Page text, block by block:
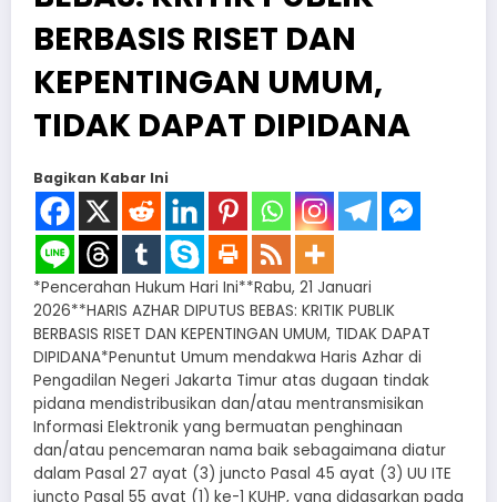
BERBASIS RISET DAN
KEPENTINGAN UMUM,
TIDAK DAPAT DIPIDANA
Bagikan Kabar Ini
*Pencerahan Hukum Hari Ini**Rabu, 21 Januari
2026**HARIS AZHAR DIPUTUS BEBAS: KRITIK PUBLIK
BERBASIS RISET DAN KEPENTINGAN UMUM, TIDAK DAPAT
DIPIDANA*Penuntut Umum mendakwa Haris Azhar di
Pengadilan Negeri Jakarta Timur atas dugaan tindak
pidana mendistribusikan dan/atau mentransmisikan
Informasi Elektronik yang bermuatan penghinaan
dan/atau pencemaran nama baik sebagaimana diatur
dalam Pasal 27 ayat (3) juncto Pasal 45 ayat (3) UU ITE
juncto Pasal 55 ayat (1) ke-1 KUHP, yang didasarkan pada